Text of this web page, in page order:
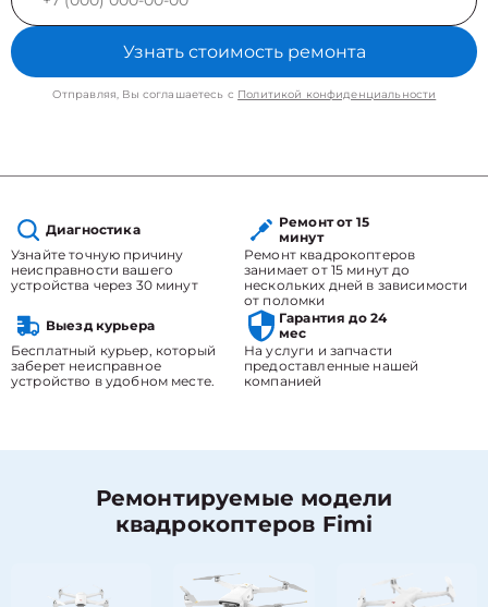
Узнать стоимость ремонта
Отправляя, Вы соглашаетесь с Политикой конфиденциальности
Диагностика
Узнайте точную причину
неисправности вашего
устройства через 30 минут
Ремонт от 15
минут
Ремонт квадрокоптеров
занимает от 15 минут до
нескольких дней в зависимости
от поломки
Выезд курьера
Бесплатный курьер, который
заберет неисправное
устройство в удобном месте.
Гарантия до 24
мес
На услуги и запчасти
предоставленные нашей
компанией
Ремонтируемые модели
квадрокоптеров Fimi